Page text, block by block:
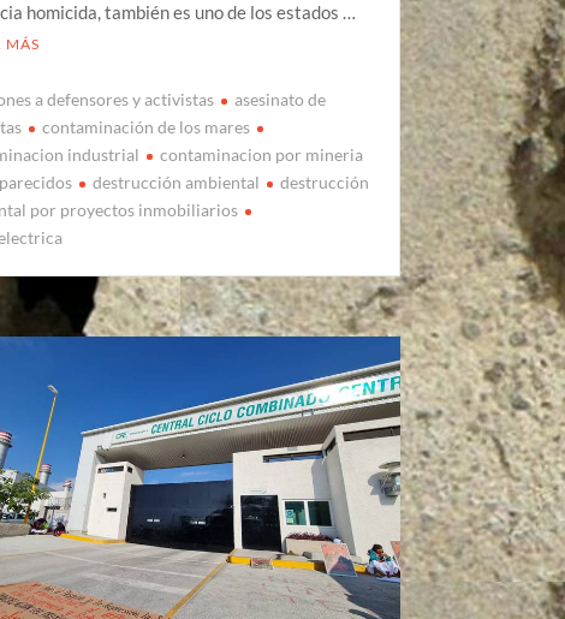
homicida, también es uno de los estados …
MÁS
a defensores y activistas
asesinato de
contaminación de los mares
industrial
contaminacion por mineria
destrucción ambiental
destrucción
por proyectos inmobiliarios